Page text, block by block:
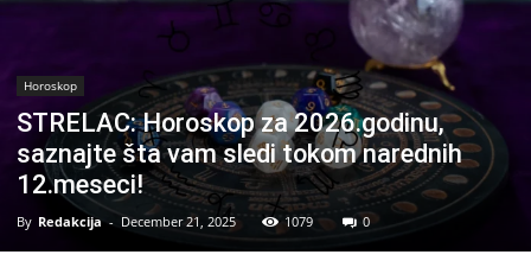
Horoskop
STRELAC: Horoskop za 2026.godinu,
saznajte šta vam sledi tokom narednih
12.meseci!
By Redakcija - December 21, 2025 1079 0